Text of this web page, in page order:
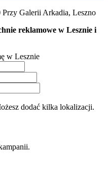
Galerii Arkadia, Leszno
reklamowe w Lesznie i
w Lesznie
dodać kilka lokalizacji.